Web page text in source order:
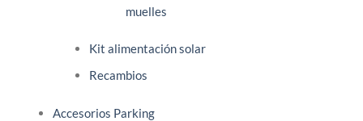
muelles
Kit alimentación solar
Recambios
Accesorios Parking